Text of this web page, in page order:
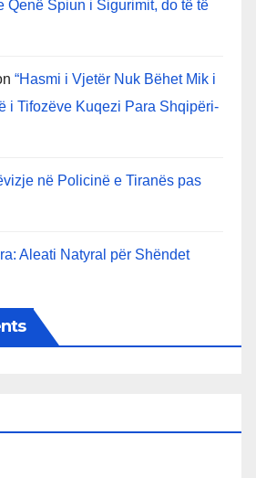
Qenë Spiun i Sigurimit, do të të
“Hasmi i Vjetër Nuk Bëhet Mik i
i Tifozëve Kuqezi Para Shqipëri-
në Policinë e Tiranës pas
Aleati Natyral për Shëndet